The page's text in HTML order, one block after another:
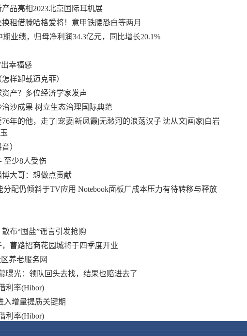
品亮相2023北京国际耳机展
租借滕哈格爱将！意甲铁腰恐白等两月
业绩，归母净利润34.3亿元，同比增长20.1%
幸福感
样卸载迈克菲）
产？多位经济学家发声
沙成果 树立生态治理国际典范
年的他，走了|宠妻|新凤霞|无愁河的浪荡汉子|沈从文|画家|白岩
）
至少8人受伤
大哥：想做点贡献
配仍倾斜于TV应用 Notebook面板厂成本压力有待转移与释放
布“囤盐”谣言引发抢购
曹路招商花园城将于四季度开业
养老服务网
曝光：领队回头去找，结果也赔进去了
利率(Hibor)
入增量提质关键期
利率(Hibor)